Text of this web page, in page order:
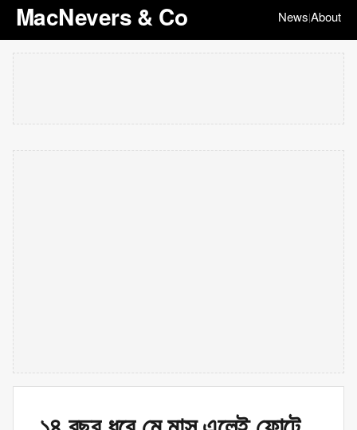
MacNevers & Co News|About